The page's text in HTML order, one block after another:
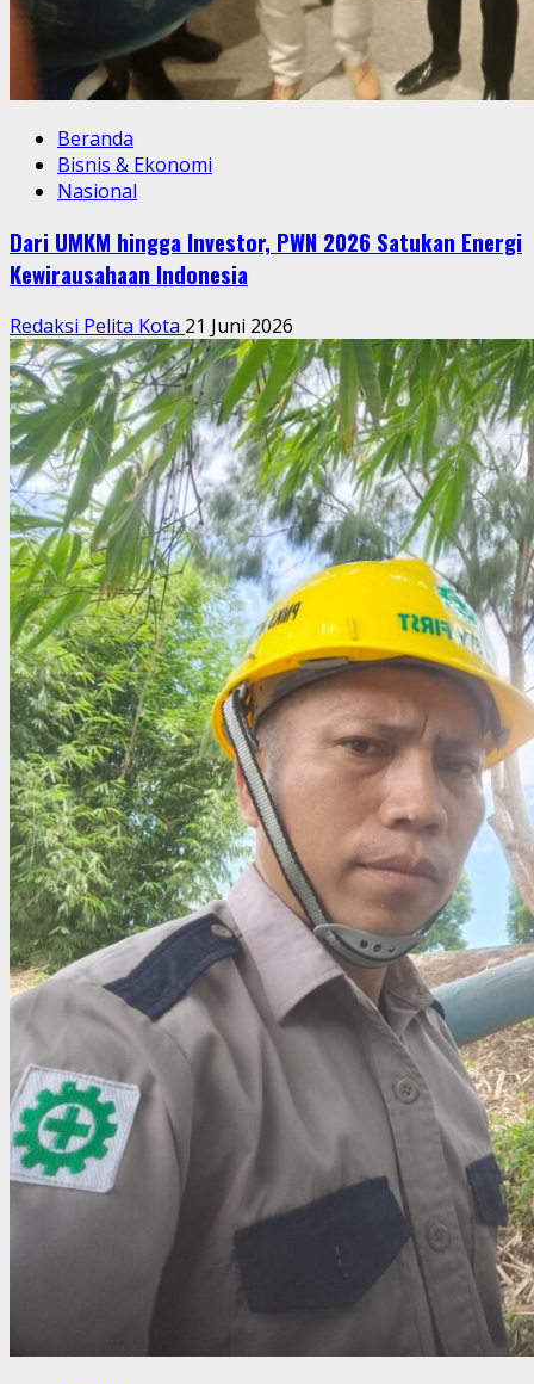
Beranda
Bisnis & Ekonomi
Nasional
Dari UMKM hingga Investor, PWN 2026 Satukan Energi
Kewirausahaan Indonesia
Redaksi Pelita Kota 21 Juni 2026